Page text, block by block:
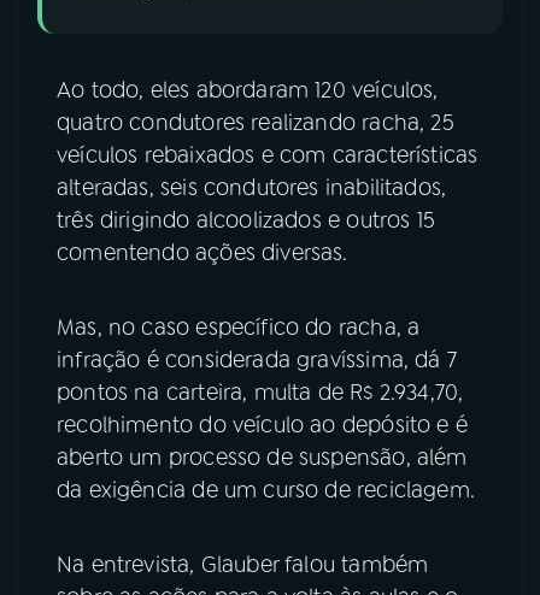
Ao todo, eles abordaram 120 veículos,
quatro condutores realizando racha, 25
veículos rebaixados e com características
alteradas, seis condutores inabilitados,
três dirigindo alcoolizados e outros 15
comentendo ações diversas.
Mas, no caso específico do racha, a
infração é considerada gravíssima, dá 7
pontos na carteira, multa de R$ 2.934,70,
recolhimento do veículo ao depósito e é
aberto um processo de suspensão, além
da exigência de um curso de reciclagem.
Na entrevista, Glauber falou também